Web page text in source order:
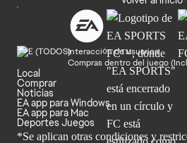
Interacción de usuarios
Compras dentro del juego
Local
Comprar
Noticias
EA app para Windows
EA app para Mac
Deportes Juegos
*Se aplican otras condiciones y